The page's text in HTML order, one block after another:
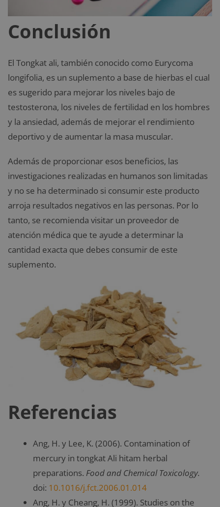
Conclusión
El Tongkat ali, también conocido como Eurycoma
longifolia, es un suplemento a base de hierbas el cual
es sugerido para mejorar los niveles bajo de
testosterona, los niveles de fertilidad en los hombres
y la ansiedad, además de mejorar el rendimiento
deportivo y de aumentar la masa muscular.
Además de proporcionar esos beneficios, las
investigaciones realizadas en humanos son limitadas
y no se ha determinado si consumir este producto
arroja resultados negativos en las personas. Por lo
tanto, se recomienda visitar un proveedor de
atención médica que te ayude a determinar la
cantidad exacta que debes consumir de este
suplemento.
Referencias
Ang, H. y Lee, K. (2006). Contamination of
mercury in tongkat Ali hitam herbal
preparations. Food and Chemical Toxicology.
doi: 10.1016/j.fct.2006.01.014
Ang, H. y Cheang, H. (1999). Studies on the